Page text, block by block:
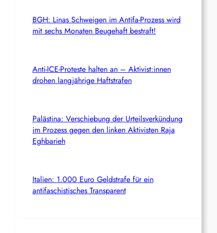
BGH: Linas Schweigen im Antifa-Prozess wird
mit sechs Monaten Beugehaft bestraft!
Anti-ICE-Proteste halten an – Aktivist:innen
drohen langjährige Haftstrafen
Palästina: Verschiebung der Urteilsverkündung
im Prozess gegen den linken Aktivisten Raja
Eghbarieh
Italien: 1.000 Euro Geldstrafe für ein
antifaschistisches Transparent